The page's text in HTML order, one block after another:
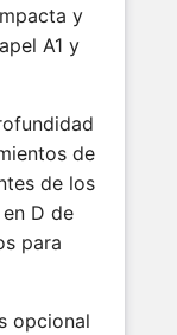
y
A1 y
de
de los
D de
para
opcional